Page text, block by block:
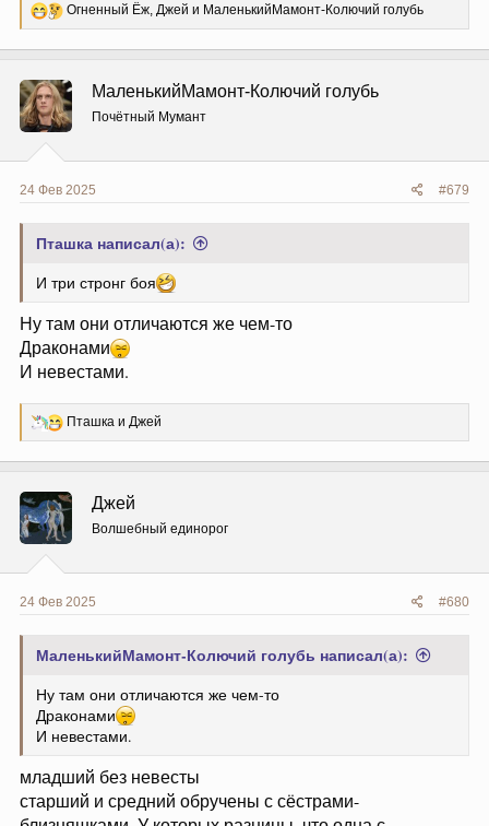
Р
е
ц
и
и
:
Огненный Ёж, Джей и МаленькийМамонт-Колючий голубь
МаленькийМамонт-Колючий голубь
Почётный Мумант
24 Фев 2025 #679
Пташка написал(а):
И три стронг боя
Ну там они отличаются же чем-то
Драконами
И невестами.
Р
е
ц
и
:
Пташка и Джей
Джей
Волшебный единорог
24 Фев 2025 #680
МаленькийМамонт-Колючий голубь написал(а):
Ну там они отличаются же чем-то
Драконами
И невестами.
младший без невесты
старший и средний обручены с сёстрами-